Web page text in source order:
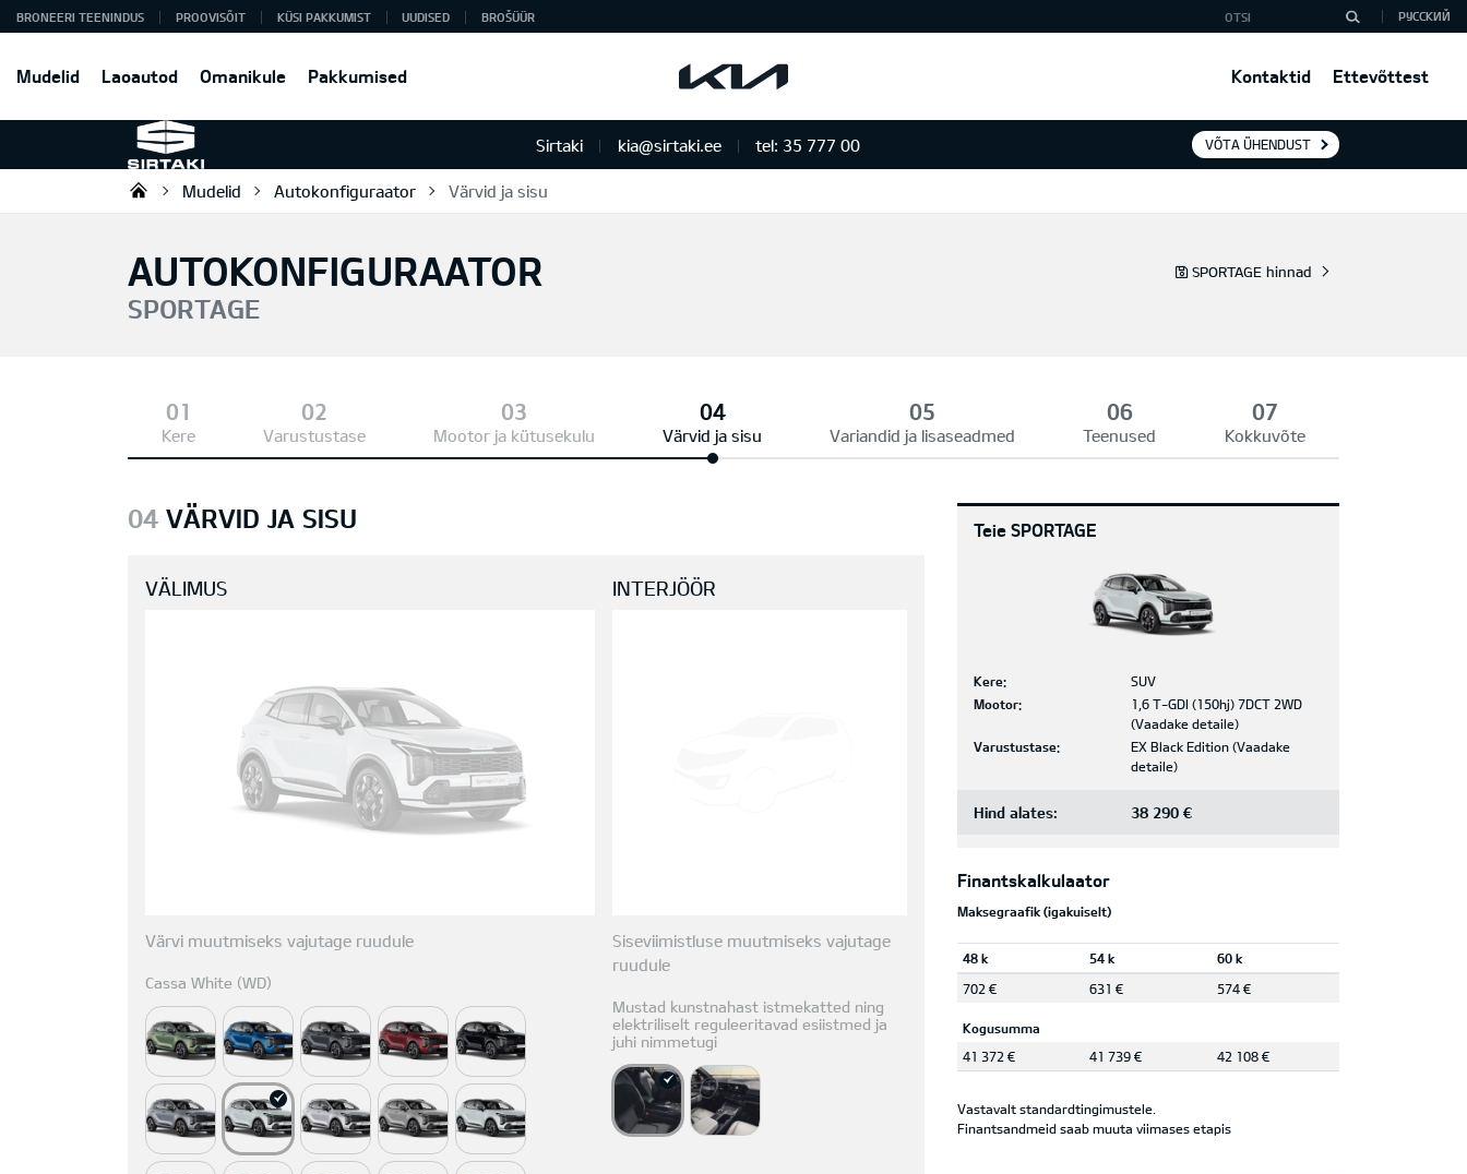
Mudelid Laoautod Omanikule Pakkumised Kontaktid Ettevõttest
BRONEERI TEENINDUS PROOVISÕIT KÜSI PAKKUMIST UUDISED BROŠÜÜR РУССКИЙ
Sirtaki kia@sirtaki.ee tel: 35 777 00 VÕTA ÜHENDUST
Sirtaki OÜ
Mudelid Autokonfiguraator Värvid ja sisu
SPORTAGE hinnad
AUTOKONFIGURAATOR
SPORTAGE
Kere Varustustase Mootor ja kütusekulu Värvid ja sisu Variandid ja lisaseadmed Teenused Kokkuvõte
04 VÄRVID JA SISU
VÄLIMUS
Värvi muutmiseks vajutage ruudule
Cassa White (WD)
INTERJÖÖR
Siseviimistluse muutmiseks vajutage
ruudule
Mustad kunstnahast istmekatted ning
elektriliselt reguleeritavad esiistmed ja
juhi nimmetugi
Teie SPORTAGE
Kere:
SUV
Mootor:
1,6 T-GDI (150hj) 7DCT 2WD
(Vaadake detaile)
Varustustase:
EX Black Edition (Vaadake
detaile)
Hind alates: 38 290 €
Finantskalkulaator
Maksegraafik (igakuiselt)
48 k 54 k
60 k
702 €
631 € 574 €
Kogusumma
41 372 €
41 739 € 42 108 €
Vastavalt standardtingimustele.
Finantsandmeid saab muuta viimases etapis